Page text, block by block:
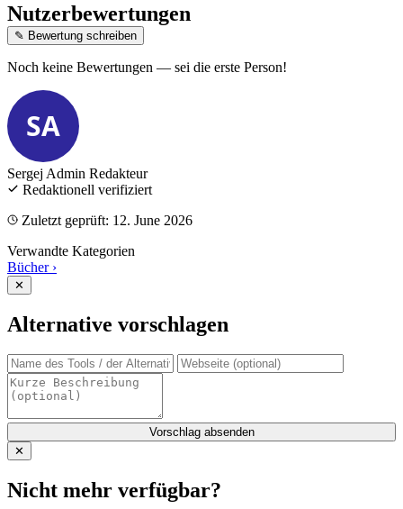
Nutzerbewertungen
✎ Bewertung schreiben
Noch keine Bewertungen — sei die erste Person!
SA
Sergej Admin Redakteur
Redaktionell verifiziert
Zuletzt geprüft: 12. June 2026
Verwandte Kategorien
Bücher ›
✕
Alternative vorschlagen
Vorschlag absenden
✕
Nicht mehr verfügbar?